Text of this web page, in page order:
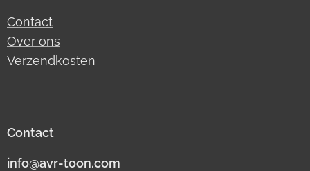
Contact
Over ons
Verzendkosten
Contact
info@avr-toon.com